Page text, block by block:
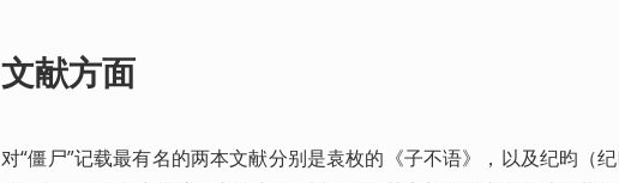
文献方面
对“僵尸”记载最有名的两本文献分别是袁枚的《子不语》，以及纪昀（